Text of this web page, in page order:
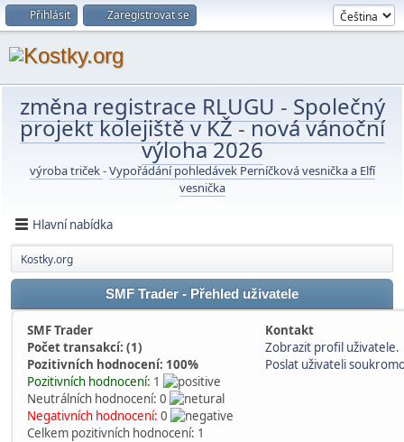
Přihlásit Zaregistrovat se
změna registrace RLUGU - Společný
projekt kolejiště v KŽ-nová vánoční
výloha 2026
výroba triček-Vypořádání pohledávek Perníčková vesnička a Elfí
vesnička
Hlavní nabídka
Kostky.org
SMF Trader - Přehled uživatele
SMF Trader
Kontakt
Počet transakcí: (1)
Zobrazit profil uživatele.
Pozitivních hodnocení: 100%
Poslat uživateli
Pozitivních hodnocení: 1
Neutrálních hodnocení: 0
Negativních hodnocení: 0
Celkem pozitivních hodnocení: 1